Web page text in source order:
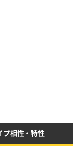
プ相性・特性